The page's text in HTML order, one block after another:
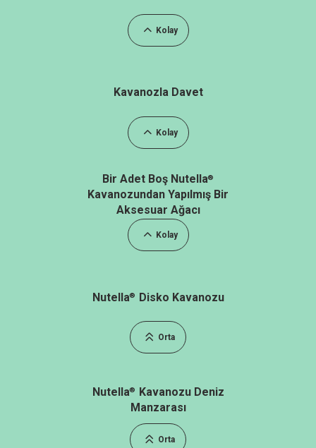
Kolay
Kavanozla Davet
Kolay
Bir Adet Boş Nutella®
Kavanozundan Yapılmış Bir
Aksesuar Ağacı
Kolay
Nutella® Disko Kavanozu
Orta
Nutella®
Kavanozu Deniz
Manzarası
Orta